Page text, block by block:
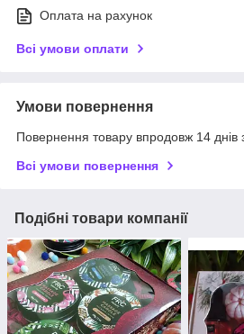
Оплата на рахунок
Всі умови оплати
Умови повернення
Повернення товару впродовж 14 днів
Всі умови повернення
Подібні товари компанії